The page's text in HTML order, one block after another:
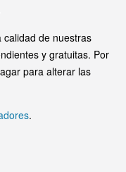
de nuestras
y gratuitas. Por
para alterar las
.